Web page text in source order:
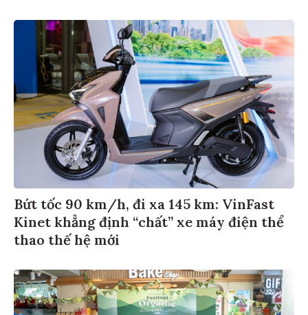
Bứt tốc 90 km/h, đi xa 145 km: VinFast
Kinet khẳng định “chất” xe máy điện thể
thao thế hệ mới